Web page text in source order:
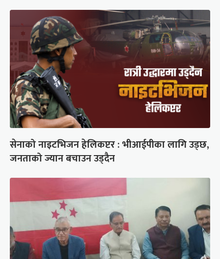
सेनाको नाइटभिजन हेलिकप्टर : भीआईपीका लागि उड्छ,
जनताको ज्यान बचाउन उड्दैन